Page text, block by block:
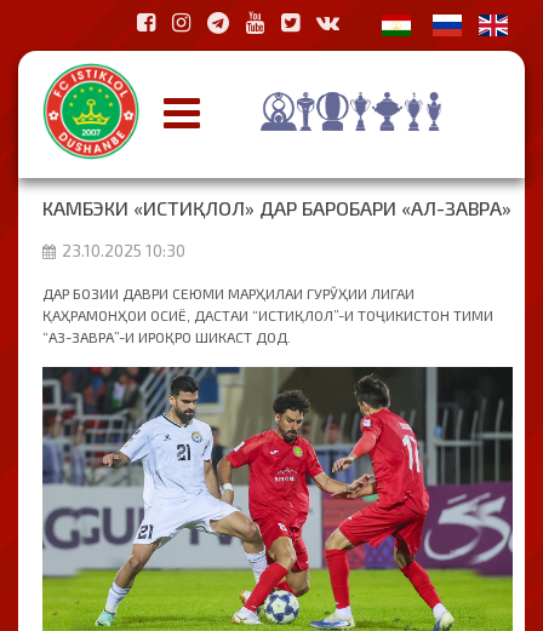
КАМБЭКИ «ИСТИҚЛОЛ» ДАР БАРОБАРИ «АЛ-ЗАВРА»
23.10.2025 10:30
ДАР БОЗИИ ДАВРИ СЕЮМИ МАРҲИЛАИ ГУРӮҲИИ ЛИГАИ
ҚАҲРАМОНҲОИ ОСИЁ, ДАСТАИ “ИСТИҚЛОЛ”-И ТОҶИКИСТОН ТИМИ
“АЗ-ЗАВРА”-И ИРОҚРО ШИКАСТ ДОД.